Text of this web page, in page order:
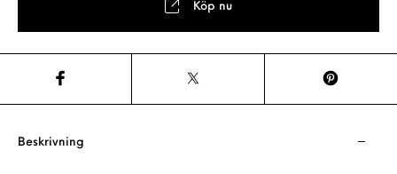
Köp nu
Beskrivning